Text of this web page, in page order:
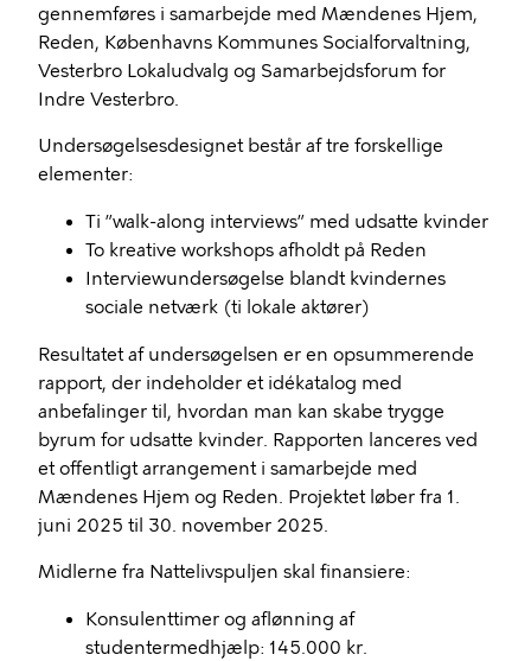
gennemføres i samarbejde med Mændenes Hjem,
Reden, Københavns Kommunes Socialforvaltning,
Vesterbro Lokaludvalg og Samarbejdsforum for
Indre Vesterbro.
Undersøgelsesdesignet består af tre forskellige
elementer:
Ti ”walk-along interviews” med udsatte kvinder
To kreative workshops afholdt på Reden
Interviewundersøgelse blandt kvindernes
sociale netværk (ti lokale aktører)
Resultatet af undersøgelsen er en opsummerende
rapport, der indeholder et idékatalog med
anbefalinger til, hvordan man kan skabe trygge
byrum for udsatte kvinder. Rapporten lanceres ved
et offentligt arrangement i samarbejde med
Mændenes Hjem og Reden. Projektet løber fra 1.
juni 2025 til 30. november 2025.
Midlerne fra Nattelivspuljen skal finansiere:
Konsulenttimer og aflønning af
studentermedhjælp: 145.000 kr.